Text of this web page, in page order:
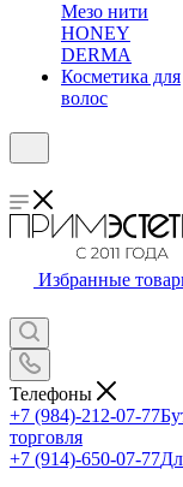
Мезо нити
HONEY
DERMA
Косметика для
волос
Избранные
Телефоны
+7 (984)-212-07-77
торговля
+7 (914)-650-07-77